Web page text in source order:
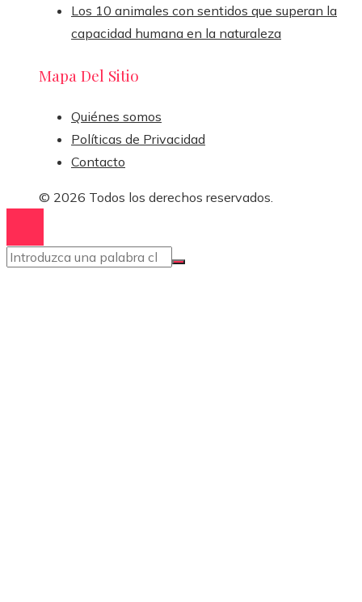
Los 10 animales con sentidos que superan la
capacidad humana en la naturaleza
Mapa Del Sitio
Quiénes somos
Políticas de Privacidad
Contacto
© 2026 Todos los derechos reservados.